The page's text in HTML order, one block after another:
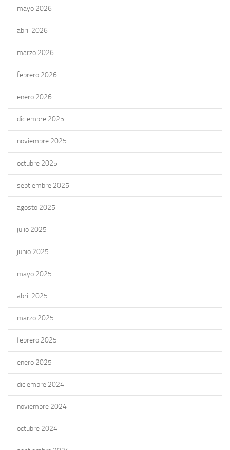
mayo 2026
abril 2026
marzo 2026
febrero 2026
enero 2026
diciembre 2025
noviembre 2025
octubre 2025
septiembre 2025
agosto 2025
julio 2025
junio 2025
mayo 2025
abril 2025
marzo 2025
febrero 2025
enero 2025
diciembre 2024
noviembre 2024
octubre 2024